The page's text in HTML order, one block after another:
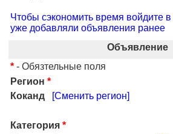
Чтобы сэкономить время войдите
уже добавляли объявления ранее
Объявление
* - Обязтельные поля
Регион *
Коканд
[Сменить регион]
Категория *